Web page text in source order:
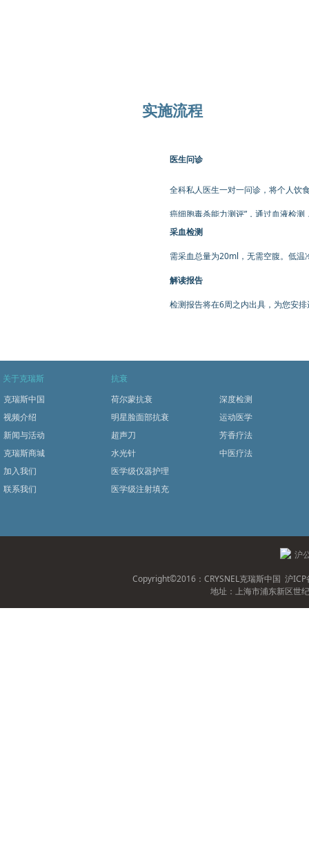
实施流程
全科私人医生一对一问诊，将个人饮
癌细胞毒杀能力测评”，通过血液检
检测报告将在6周之内出具，为您安
需采血总量为20ml，无需空腹。低
医生问诊
采血检测
解读报告
关于克瑞斯
克瑞斯中国
视频介绍
新闻与活动
克瑞斯商城
加入我们
联系我们
荷尔蒙抗衰
明星脸面部抗衰
超声刀
水光针
医学级仪器护理
医学级注射填充
抗衰
深度检测
运动医学
芳香疗法
中医疗法
Copyright©2016：CRYSNEL克瑞斯中国 沪
地址：上海市浦东新区世
沪